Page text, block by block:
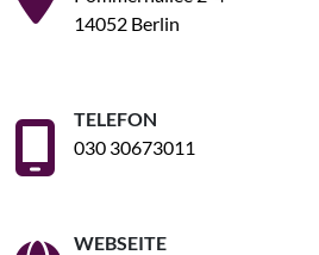
14052 Berlin
TELEFON
030 30673011
WEBSEITE